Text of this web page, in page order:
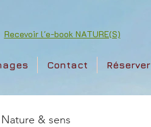
Recevoir l'e-book NATURE(S)
Contact Réserver
Nature & sens